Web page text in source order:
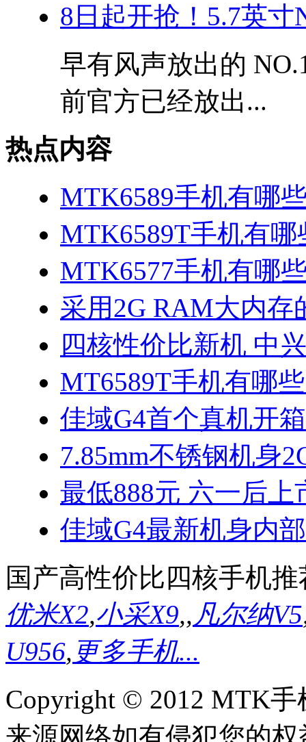
8日起开抢！5.7英寸
早有风声放出的
前官方已经放出...
热点内容
MTK6589手机有哪
MTK6589T手机有
MTK6577手机有哪
采用2G RAM大内存
四核性价比新机 中
MT6589T手机有哪
佳域G4首个真机开
7.85mm不锈钢机身
最低888元 六一后上
佳域G4最新机身内
国产高性价比四核手机推
优米X2,小采X9,,凡尔纳V5
U956, 更多手机...
Copyright © 2012 MTK